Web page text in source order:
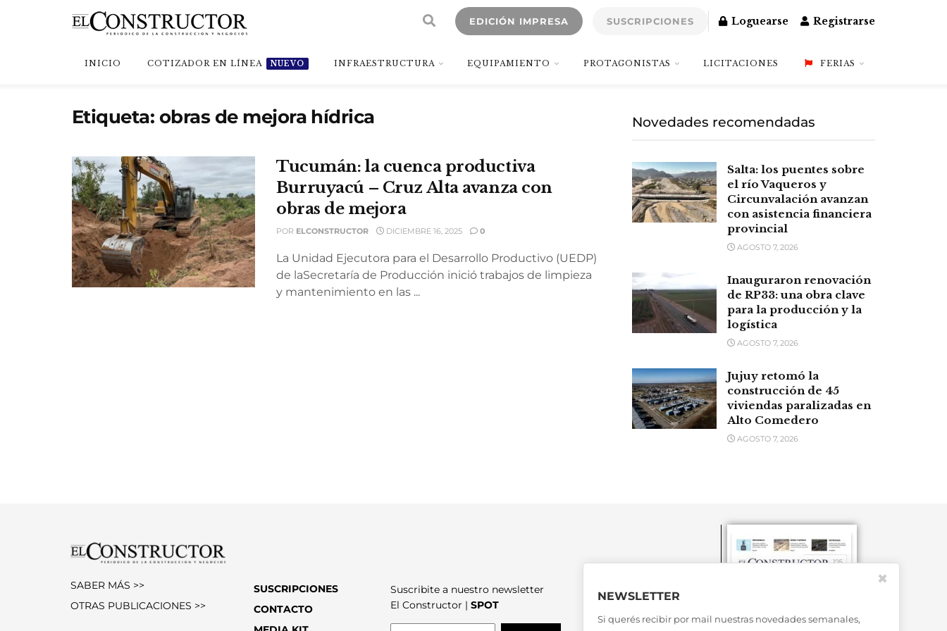
EDICIÓN IMPRESA SUSCRIPCIONES Loguearse Registrarse
INICIO COTIZADOR EN LÍNEA NUEVO INFRAESTRUCTURA EQUIPAMIENTO PROTAGONISTAS LICITACIONES FERIAS
Etiqueta: obras de mejora hídrica
Tucumán: la cuenca productiva
Burruyacú – Cruz Alta avanza con
obras de mejora
POR ELCONSTRUCTOR DICIEMBRE 16, 2025 0
La Unidad Ejecutora para el Desarrollo Productivo (UEDP)
de laSecretaría de Producción inició trabajos de limpieza
y mantenimiento en las ...
Novedades recomendadas
Salta: los puentes sobre
el río Vaqueros y
Circunvalación avanzan
con asistencia financiera
provincial
AGOSTO 7, 2026
Inauguraron renovación
de RP33: una obra clave
para la producción y la
logística
AGOSTO 7, 2026
Jujuy retomó la
construcción de 45
viviendas paralizadas en
Alto Comedero
AGOSTO 7, 2026
SABER MÁS >>
OTRAS PUBLICACIONES >>
SUSCRIPCIONES
CONTACTO
Suscribite a nuestro newsletter
El Constructor | SPOT
NEWSLETTER
Si querés recibir por mail nuestras novedades semanales,
✖